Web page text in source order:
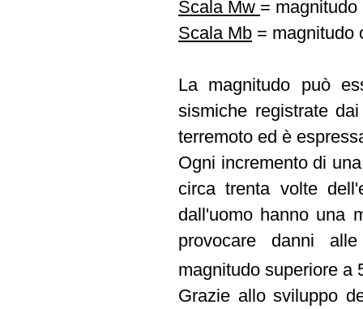
Scala Mw = magnitudo
Scala Mb = magnitudo
La magnitudo può
sismiche registrate
terremoto ed è
Ogni incremento di
circa trenta volte
dall'uomo hanno una
provocare danni
magnitudo superiore a
Grazie allo sviluppo